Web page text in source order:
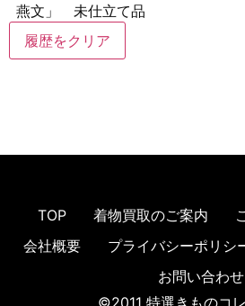
燕文」 未仕立て品
履歴をクリア
TOP 着物買取のご案内
会社概要
プライバシーポリシ
お問い合わせ
©2011 特選きものコ